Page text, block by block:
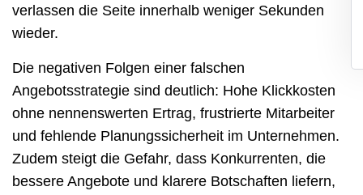
verlassen die Seite innerhalb weniger Sekunden
wieder.
Die negativen Folgen einer falschen
Angebotsstrategie sind deutlich: Hohe Klickkosten
ohne nennenswerten Ertrag, frustrierte Mitarbeiter
und fehlende Planungssicherheit im Unternehmen.
Zudem steigt die Gefahr, dass Konkurrenten, die
bessere Angebote und klarere Botschaften liefern,